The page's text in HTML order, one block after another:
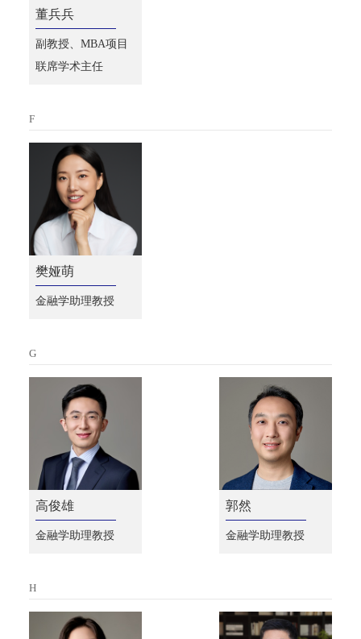
董兵兵
副教授、MBA项目
联席学术主任
F
樊娅萌
金融学助理教授
G
高俊雄
金融学助理教授
郭然
金融学助理教授
H